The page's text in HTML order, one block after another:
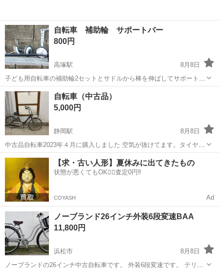
自転車 補助輪 サポートバー
800円
高塚駅
8月8日
子ども用自転車の補助輪2セットとサドルから棒を伸ばしてサポートで
きるサポートバーです。
静岡 浜松市 高塚駅 自転車
自転車（中古品）
5,000円
静岡駅
8月8日
中古品自転車2023年４月に購入しました 空気が抜けてます。タイヤ交
換をおすすめします サビ等あります 駿河区中島付近でお取引可能な方
でよろしくお願いします
静岡 静岡市 静岡駅 その他 タイヤ交換
【求・古い人形】夏休みに出てきたもの
状態が悪くてもOK🙆‍♀️査定0円‼️
COYASH Ad
ノーブランド26インチ外装6段変速BAA
11,800円
浜松市
8月8日
ノーブランドの26インチ中古自転車です。 外装6段変速です。 テリー